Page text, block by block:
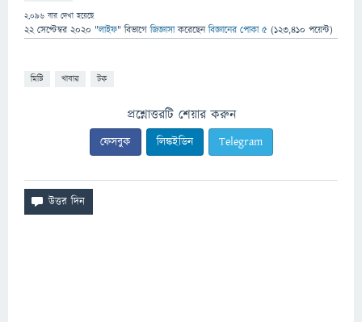
2,096 বার দেখা হয়েছে
22 সেপ্টেম্বর 2020 "লাইফ" বিভাগে জিজ্ঞাসাকরেছেনবিজ্ঞানের পোকা ৫ (123,410 পয়েন্ট)
মিষ্টি খাবার টক
প্রশ্নোত্তরটি শেয়ার করুন
ফেসবুক লিঙ্কইডিন Telegram